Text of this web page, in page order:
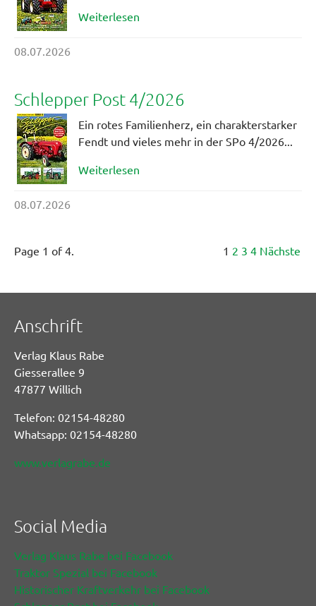
Weiterlesen
08.07.2026
Schlepper Post 4/2026
Ein rotes Familienherz, ein charakterstarker
Fendt und vieles mehr in der SPo 4/2026...
Weiterlesen
08.07.2026
Page 1 of 4. 1 2 3 4 Nächste
Anschrift
Verlag Klaus Rabe
Giesserallee 9
47877 Willich
Telefon: 02154-48280
Whatsapp: 02154-48280
www.verlagrabe.de
Social Media
Verlag Klaus Rabe bei Facebook
Traktor Spezial bei Facebook
Historischer Kraftverkehr bei Facebook